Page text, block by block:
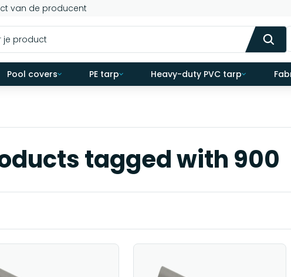
van de producent
Pool covers PE tarp Heavy-duty PVC tarp
tagged with 900